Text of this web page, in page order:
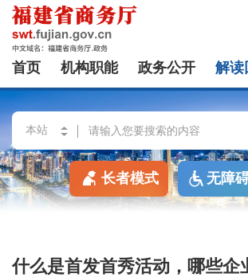
首页 机构职能 政务公开 解读
长者模式 无障
什么是首发首秀活动，哪些企